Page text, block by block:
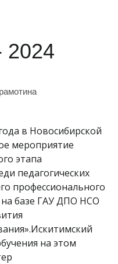
2024
в Новосибирской
мероприятие
этапа
педагогических
профессионального
на базе ГАУ ДПО НСО
на этом